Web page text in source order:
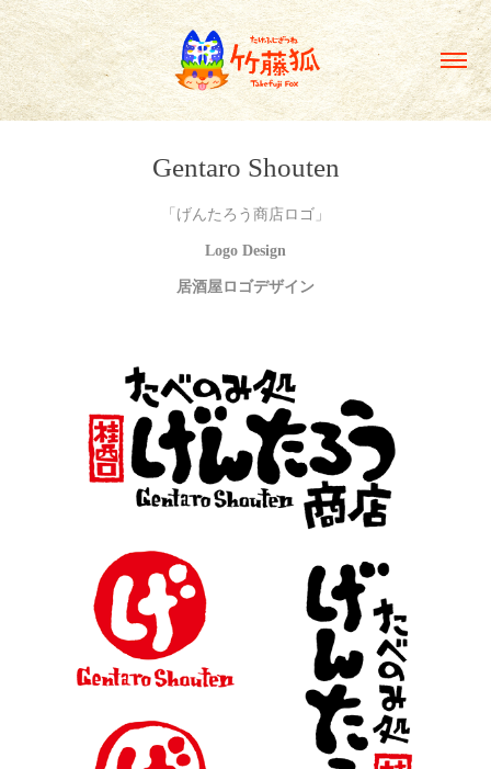
Gentaro Shouten
「げんたろう商店ロゴ」
Logo Design
居酒屋ロゴデザイン